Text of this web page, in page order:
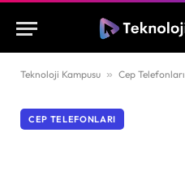
Teknoloji Kampusu » Cep Telefonları
CEP TELEFONLARI